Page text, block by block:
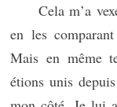
Cela m’a
en les
Mais en même
étions unis